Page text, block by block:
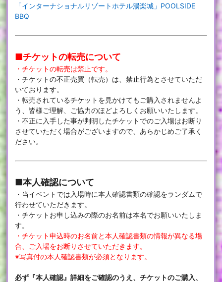
「インターナショナルリゾートホテル湯楽城」POOLSIDE
BBQ
■チケットの転売について
・チケットの転売は禁止です。
・チケットの不正売買（転売）は、禁止行為とさせていただ
いております。
・転売されているチケットを見かけてもご購入されませんよ
う、皆様ご理解、ご協力のほどよろしくお願いいたします。
・不正に入手した事が判明したチケットでのご入場はお断り
させていただく場合がございますので、あらかじめご了承く
ださい。
■本人確認について
・当イベントでは入場時に本人確認書類の確認をランダムで
行わせていただきます。
・チケットお申し込みの際のお名前は本名でお願いいたしま
す。
・チケット申込時のお名前と本人確認書類の情報が異なる場
合、ご入場をお断りさせていただきます。
※写真付の本人確認書類が必須となります。
必ず『本人確認』詳細をご確認のうえ、チケットのご購入、